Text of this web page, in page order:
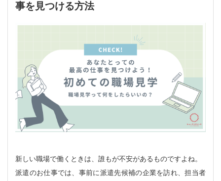
事を見つける方法
新しい職場で働くときは、誰もが不安があるものですよね。
派遣のお仕事では、事前に派遣先候補の企業を訪れ、担当者